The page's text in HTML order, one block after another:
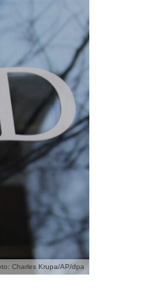
Charles Krupa/AP/dpa